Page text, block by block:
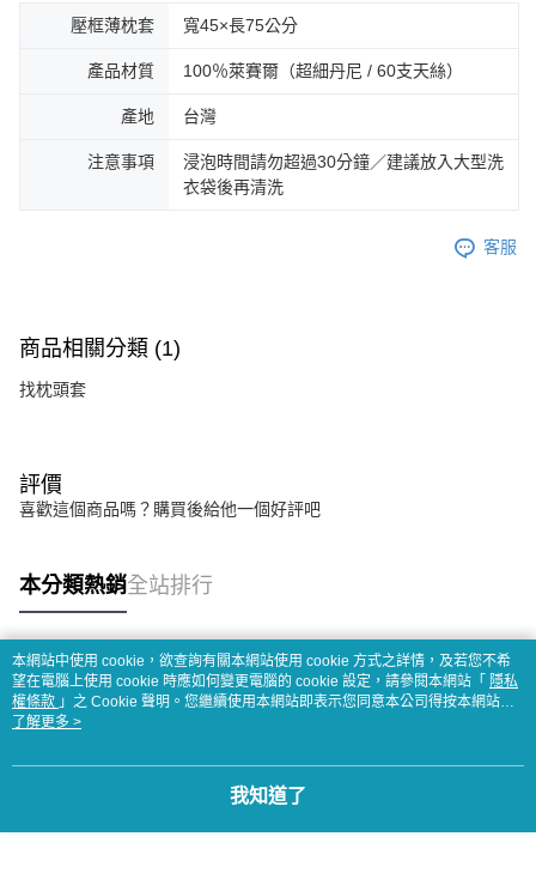
壓框薄枕套 寬45×長75公分
產品材質 100％萊賽爾（超細丹尼 / 60支天絲）
產地 台灣
注意事項
浸泡時間請勿超過30分鐘／建議放入大型洗
衣袋後再清洗
客服
商品相關分類 (1)
找枕頭套
評價
喜歡這個商品嗎？購買後給他一個好評吧
本分類熱銷全站排行
熱門標籤
本網站中使用 cookie，欲查詢有關本網站使用 cookie 方式之詳情，及若您不希
望在電腦上使用 cookie 時應如何變更電腦的 cookie 設定，請參閱本網站「 隱私
權條款 」之 Cookie 聲明。您繼續使用本網站即表示您同意本公司得按本網站使
用條款之 Cookie 聲明使用 cookie。
了解更多 >
我知道了